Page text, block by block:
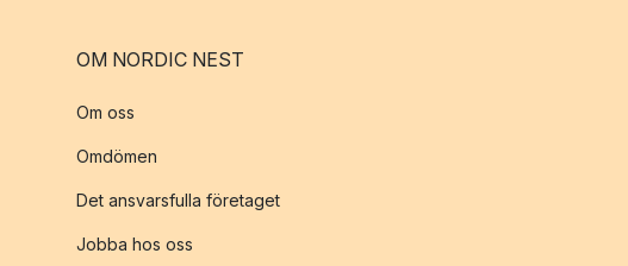
OM NORDIC NEST
Om oss
Omdömen
Det ansvarsfulla företaget
Jobba hos oss